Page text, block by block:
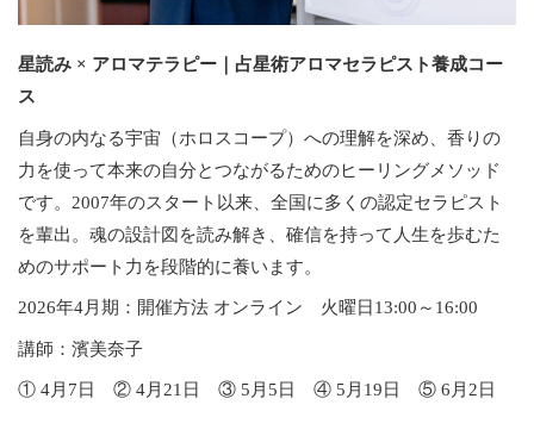
星読み × アロマテラピー｜占星術アロマセラピスト養成コー
ス
自身の内なる宇宙（ホロスコープ）への理解を深め、香りの
力を使って本来の自分とつながるためのヒーリングメソッド
です。2007年のスタート以来、全国に多くの認定セラピスト
を輩出。魂の設計図を読み解き、確信を持って人生を歩むた
めのサポート力を段階的に養います。
2026年4月期：開催方法 オンライン 火曜日13:00～16:00
講師：濱美奈子
① 4月7日 ② 4月21日 ③ 5月5日 ④ 5月19日 ⑤ 6月2日